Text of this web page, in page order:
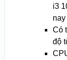
i3
nay
Có
độ